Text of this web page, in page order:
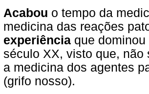
Acabou o tempo da
medicina das reações
experiência que
século XX, visto que,
a medicina dos agentes
(grifo nosso).